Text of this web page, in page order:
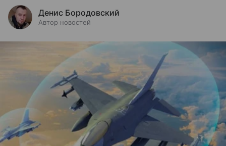
Денис Бородовский
Автор новостей